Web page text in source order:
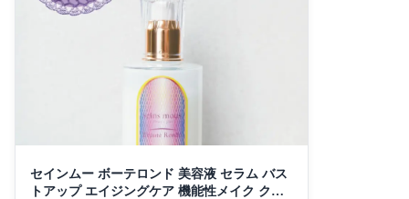
セインムー ボーテロンド 美容液 セラム バス
トアップ エイジングケア 機能性メイク クリ